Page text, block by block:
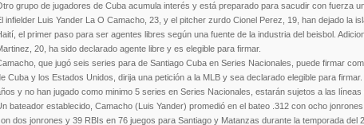
grupo de jugadores de Cuba acumula interés y está preparado para sacudir con fuerza
infielder Luis Yander La O Camacho, 23, y el pitcher zurdo Cionel Perez, 19, han dejado la
el primer paso para ser agentes libres según una fuente de la industria del beisbol.
20, ha sido declarado agente libre y es elegible para firmar.
que jugó seis series para de Santiago Cuba en Series Nacionales, puede firmar
Cuba y los Estados Unidos, dirija una petición a la MLB y sea declarado elegible para
y no han jugado como minimo 5 series en Series Nacionales, estarán sujetos a las
bateador establecido, Camacho (Luis Yander) promedió en el bateo .312 con ocho
dos jonrones y 39 RBIs en 76 juegos para Santiago y Matanzas durante la temporada del